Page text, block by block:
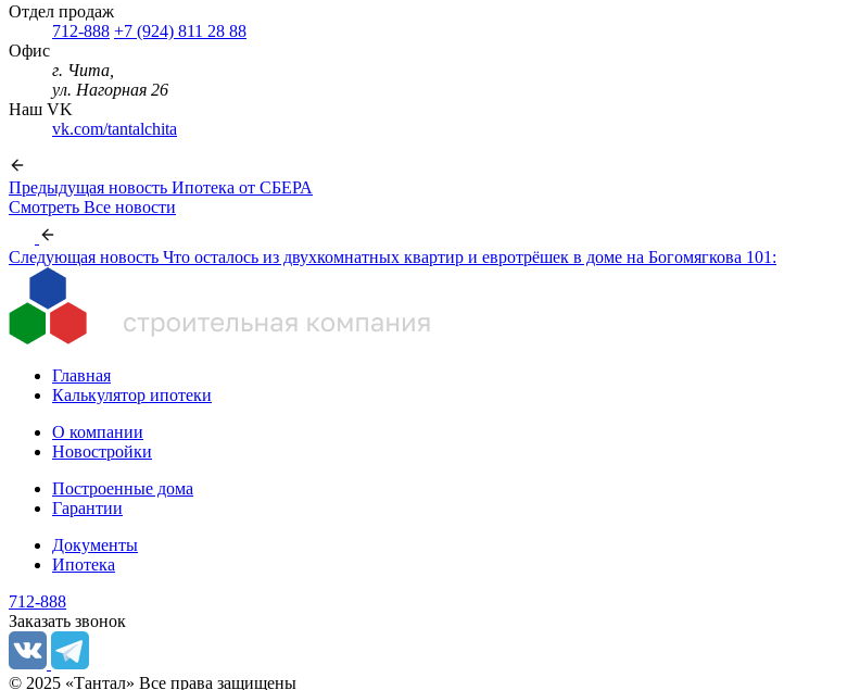
Отдел продаж
712-888 +7 (924) 811 28 88
Офис
г. Чита,
ул. Нагорная 26
Наш VK
vk.com/tantalchita
Предыдущая новость Ипотека от СБЕРА
Смотреть Все новости
Следующая новость Что осталось из двухкомнатных квартир и евротрёшек в доме на Богомягкова 101:
Главная
Калькулятор ипотеки
О компании
Новостройки
Построенные дома
Гарантии
Документы
Ипотека
712-888
Заказать звонок
© 2025 «Тантал» Все права защищены